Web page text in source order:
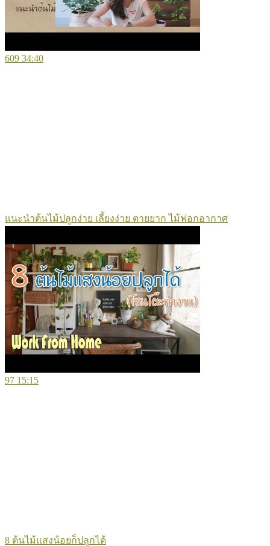
609 34:40
แนะนำต้นไม้ปลูกง่าย เลี้ยงง่าย ตายยาก ไม้ฟอกอากาศ
97 15:15
8 ต้นไม้แสงน้อยก็ปลูกได้